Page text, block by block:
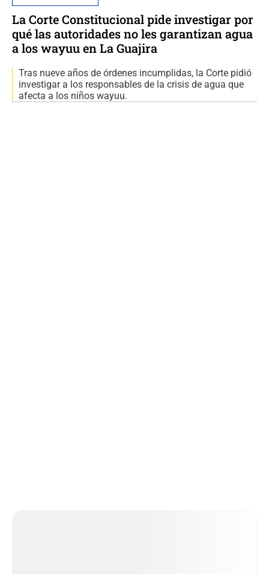
La Corte Constitucional pide investigar por
qué las autoridades no les garantizan agua
a los wayuu en La Guajira
Tras nueve años de órdenes incumplidas, la Corte pidió
investigar a los responsables de la crisis de agua que
afecta a los niños wayuu.